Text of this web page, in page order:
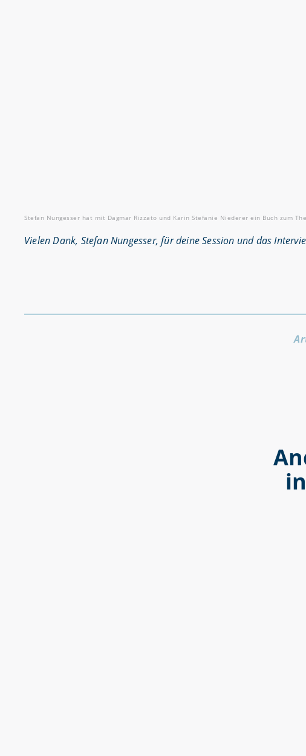
Stefan Nungesser hat mit Dagmar Rizzato und Karin Stefanie Niederer ein Buch zum
Vielen Dank, Stefan Nungesser, für deine Session und das